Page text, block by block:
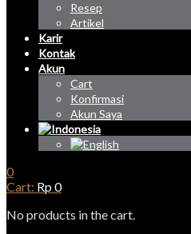
Resep
Artikel
Karir
Kontak
Akun
Cart
Konfirmasi
Akun Saya
0
Cart: Rp0
No products in the cart.